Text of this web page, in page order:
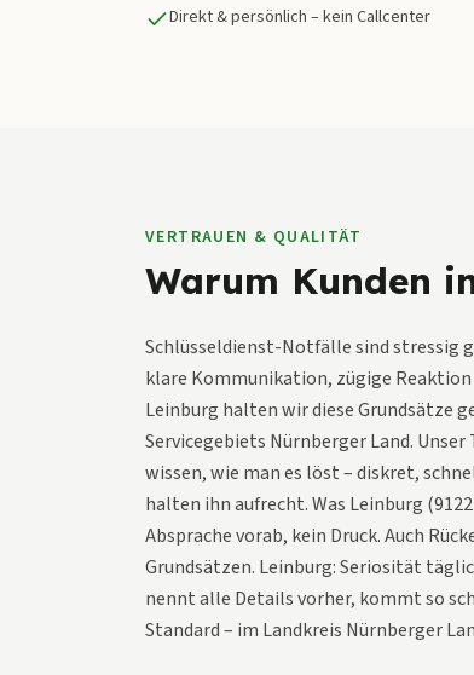
Direkt & persönlich – kein Callcenter
VERTRAUEN & QUALITÄT
Warum Kunden
Schlüsseldienst-Notfälle sind stressig
klare Kommunikation, zügige
Leinburg halten wir diese Grundsätze
Servicegebiets Nürnberger Land.
wissen, wie man es löst – diskret,
halten ihn aufrecht. Was Leinburg
Absprache vorab, kein Druck. Auch
Grundsätzen. Leinburg: Seriosität
nennt alle Details vorher, kommt so
Standard – im Landkreis Nürnberger